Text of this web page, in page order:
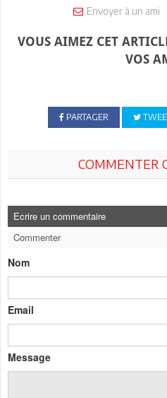
Envoyer à un ami
VOUS AIMEZ CET
VOS
PARTAGER
COMMENTER
Ecrire un commentaire
Commenter
Nom
Email
Message